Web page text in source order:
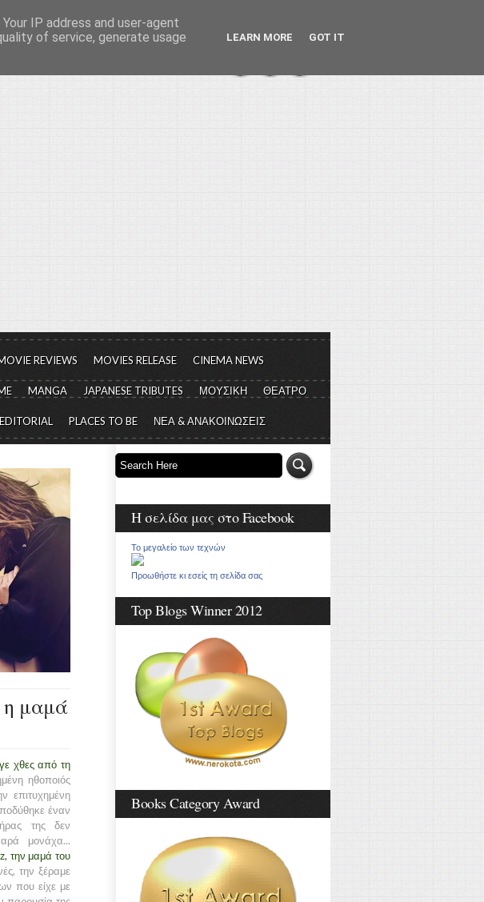
έκταση...
REVIEWS MOVIES RELEASE CINEMA NEWS
MANGA JAPANESE TRIBUTES ΜΟΥΣΙΚΗ ΘΕΑΤΡΟ
PLACES TO BE ΝΕΑ & ΑΝΑΚΟΙΝΩΣΕΙΣ
η μαμά
χθες από τη
ηθοποιός
επιτυχημένη
έναν
της δεν
μονάχα...
την μαμά του
την ξέραμε
που είχε με
Η σελίδα μας στο Facebook
Το μεγαλείο των τεχνών
Προωθήστε κι εσείς τη σελίδα σας
Top Blogs Winner 2012
Books Category Award
IP address and user-agent
of service, generate usage
LEARN MORE GOT IT